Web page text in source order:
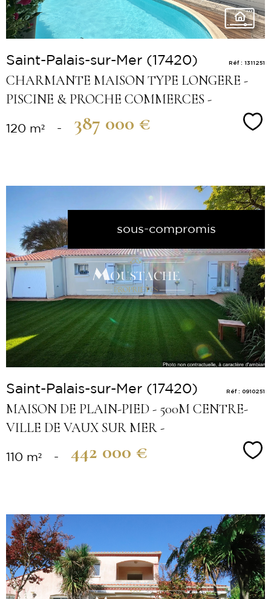
Saint-Palais-sur-Mer (17420)
CHARMANTE MAISON TYPE LONGERE -
PISCINE & PROCHE COMMERCES -
Réf : 1311251
120 m² - 387 000 €
sous-compromis
Voir le
bien
Saint-Palais-sur-Mer (17420)
MAISON DE PLAIN-PIED - 500M CENTRE-
VILLE DE VAUX SUR MER -
Réf : 0910251
110 m² - 442 000 €
Voir le